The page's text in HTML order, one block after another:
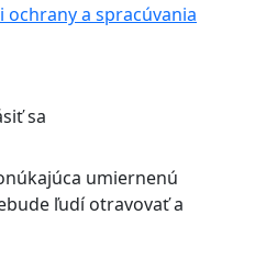
ochrany a spracúvania
sa
umiernenú
ľudí otravovať a